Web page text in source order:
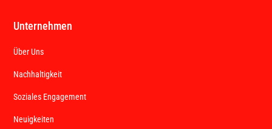
Unternehmen
Über Uns
Nachhaltigkeit
Soziales Engagement
Neuigkeiten